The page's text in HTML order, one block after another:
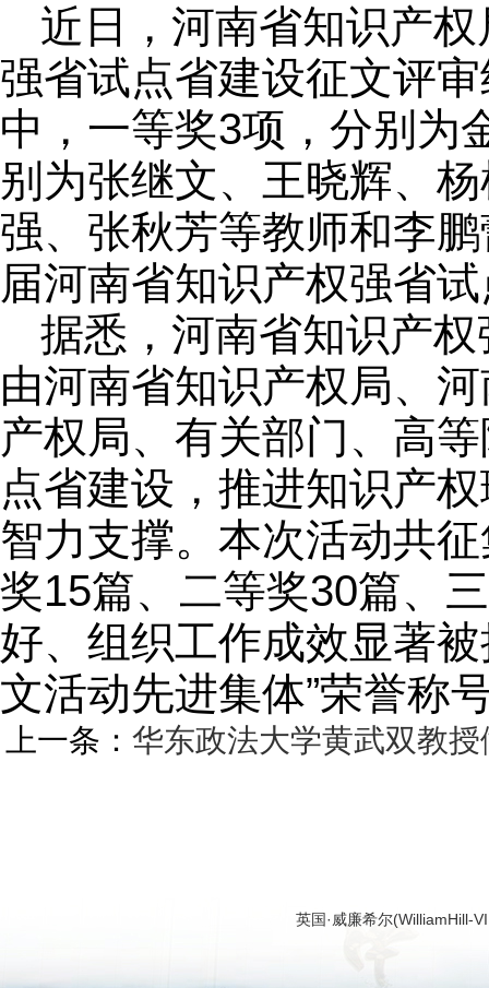
近日，河南省知识产
强省试点省建设征文评
中，一等奖3项，分别为
别为张继文、王晓辉、
强、张秋芳等教师和李
届河南省知识产权强省
据悉，河南省知识产
由河南省知识产权局、
产权局、有关部门、高
点省建设，推进知识产
智力支撑。本次活动共
奖15篇、二等奖30篇、
好、组织工作成效显著
文活动先进集体”荣誉称
上一条： 华东政法大学黄武双教
英国·威廉希尔(WilliamHill-